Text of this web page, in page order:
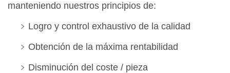
manteniendo nuestros principios de:
Logro y control exhaustivo de la calidad
Obtención de la máxima rentabilidad
Disminución del coste / pieza